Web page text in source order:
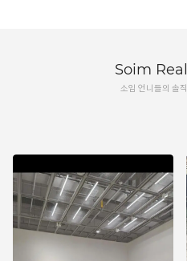
Soim
소임 언니들의 솔